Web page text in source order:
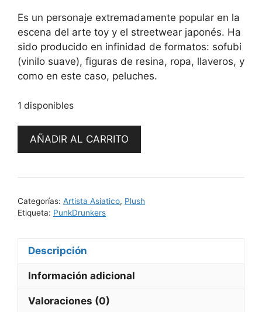
Es un personaje extremadamente popular en la
escena del arte toy y el streetwear japonés. Ha
sido producido en infinidad de formatos: sofubi
(vinilo suave), figuras de resina, ropa, llaveros, y
como en este caso, peluches.
1 disponibles
Aitsu
Drunkers
AÑADIR AL CARRITO
Categorías: Artista Asiatico, Plush
Etiqueta: PunkDrunkers
Descripción
Información adicional
Valoraciones (0)